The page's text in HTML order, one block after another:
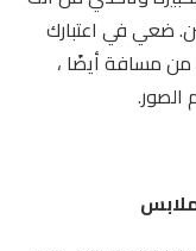
ضعي في اعتبارك
من مسافة أيضًا ،
الصور.